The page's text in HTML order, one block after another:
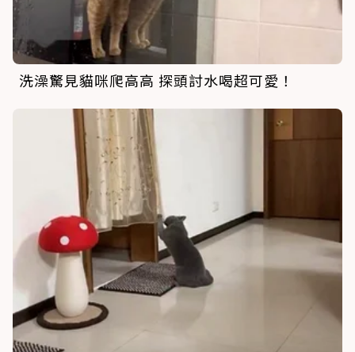
洗澡驚見貓咪爬高高 探頭討水喝超可愛！